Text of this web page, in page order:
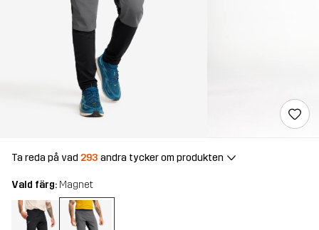
Ta reda på vad 293 andra tycker om produkten
Vald färg: Magnet